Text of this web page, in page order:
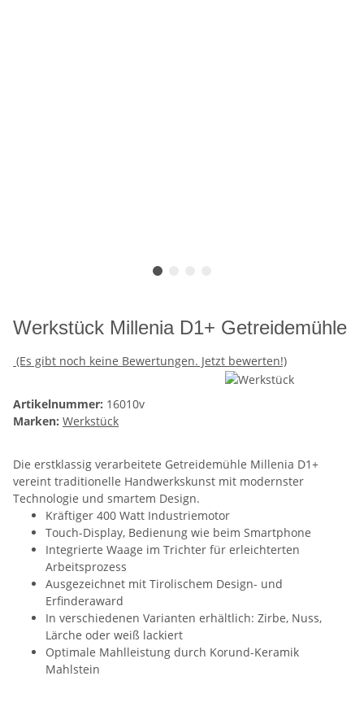
Werkstück Millenia D1+ Getreidemühle
(Es gibt noch keine Bewertungen. Jetzt bewerten!)
Artikelnummer: 16010v
Marken: Werkstück
Die erstklassig verarbeitete Getreidemühle Millenia D1+
vereint traditionelle Handwerkskunst mit modernster
Technologie und smartem Design.
Kräftiger 400 Watt Industriemotor
Touch-Display, Bedienung wie beim Smartphone
Integrierte Waage im Trichter für erleichterten
Arbeitsprozess
Ausgezeichnet mit Tirolischem Design- und
Erfinderaward
In verschiedenen Varianten erhältlich: Zirbe, Nuss,
Lärche oder weiß lackiert
Optimale Mahlleistung durch Korund-Keramik
Mahlstein